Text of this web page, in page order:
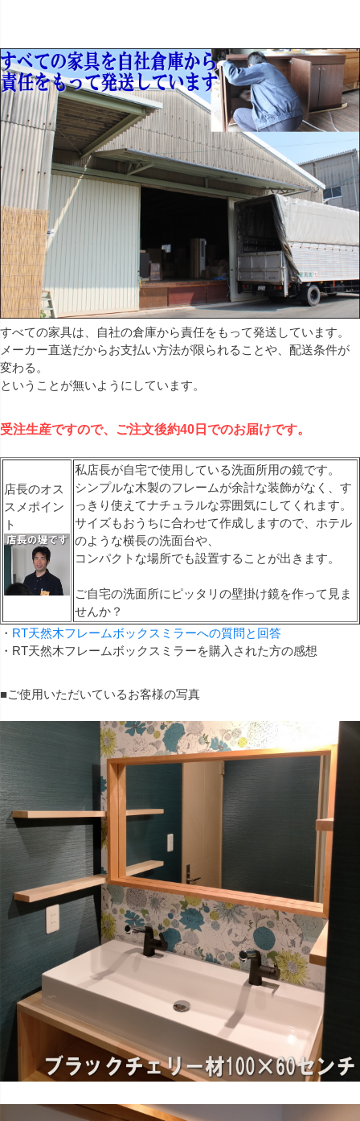
すべての家具は、自社の倉庫から責任をもって発送しています。
メーカー直送だからお支払い方法が限られることや、配送条件が
変わる。
ということが無いようにしています。
受注生産ですので、ご注文後約40日でのお届けです。
店長のオス
スメポイン
ト
私店長が自宅で使用している洗面所用の鏡です。
シンプルな木製のフレームが余計な装飾がなく、す
っきり使えてナチュラルな雰囲気にしてくれます。
サイズもおうちに合わせて作成しますので、ホテル
のような横長の洗面台や、
コンパクトな場所でも設置することが出きます。
ご自宅の洗面所にピッタリの壁掛け鏡を作って見ま
せんか？
・ RT天然木フレームボックスミラーへの質問と回答
・RT天然木フレームボックスミラーを購入された方の感想
■ご使用いただいているお客様の写真